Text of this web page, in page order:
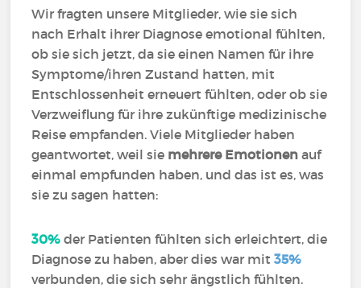
Wir fragten unsere Mitglieder, wie sie sich
nach Erhalt ihrer Diagnose emotional fühlten,
ob sie sich jetzt, da sie einen Namen für ihre
Symptome/ihren Zustand hatten, mit
Entschlossenheit erneuert fühlten, oder ob sie
Verzweiflung für ihre zukünftige medizinische
Reise empfanden. Viele Mitglieder haben
geantwortet, weil sie mehrere Emotionen auf
einmal empfunden haben, und das ist es, was
sie zu sagen hatten:
30% der Patienten fühlten sich erleichtert, die
Diagnose zu haben, aber dies war mit35%
verbunden, die sich sehr ängstlich fühlten.